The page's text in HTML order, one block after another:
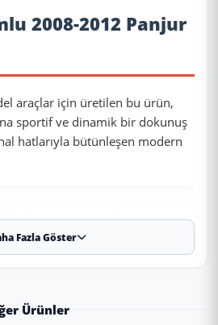
2008-2012 Panjur
araçlar için üretilen bu ürün,
sportif ve dinamik bir dokunuş
hatlarıyla bütünleşen modern
ve Avantajları
- 2009 - 2010 - 2011 - 2012
ve uzun ömürlü malzeme.
Fazla Göster
Ürünler